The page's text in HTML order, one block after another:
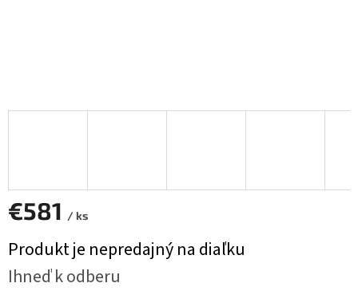
€581 / ks
cena:
Produkt je nepredajný na diaľku
Ihneď k odberu